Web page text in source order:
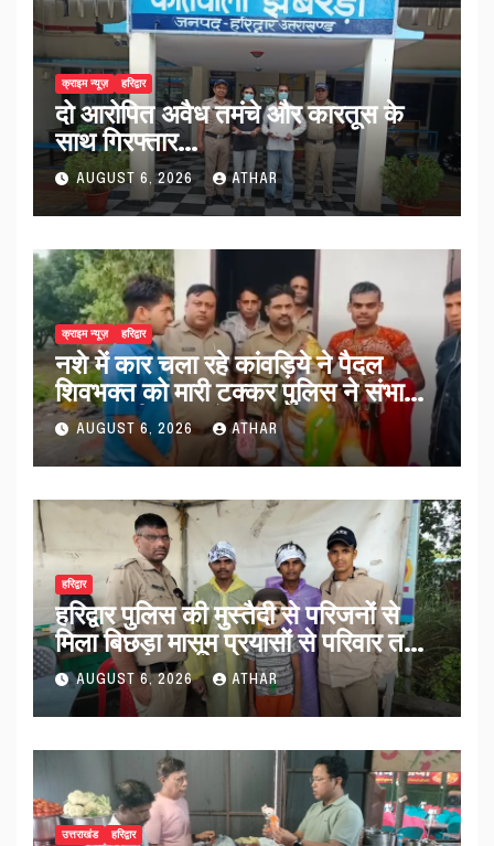
क्राइम न्यूज़ हरिद्वार
दो आरोपित अवैध तमंचे और कारतूस के
साथ गिरफ्तार…
AUGUST 6, 2026 ATHAR
क्राइम न्यूज़ हरिद्वार
नशे में कार चला रहे कांवड़िये ने पैदल
शिवभक्त को मारी टक्कर पुलिस ने संभाला
मामला नई कांवड़ देकर रवाना किया…
AUGUST 6, 2026 ATHAR
हरिद्वार
हरिद्वार पुलिस की मुस्तैदी से परिजनों से
मिला बिछड़ा मासूम प्रयासों से परिवार तक
पहुंचा काशी…
AUGUST 6, 2026 ATHAR
उत्तराखंड हरिद्वार